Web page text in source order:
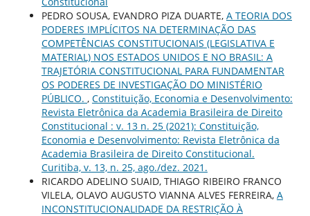
PEDRO SOUSA, EVANDRO PIZA DUARTE, A TEORIA DOS
PODERES IMPLÍCITOS NA DETERMINAÇÃO DAS
COMPETÊNCIAS CONSTITUCIONAIS (LEGISLATIVA E
MATERIAL) NOS ESTADOS UNIDOS E NO BRASIL: A
TRAJETÓRIA CONSTITUCIONAL PARA FUNDAMENTAR
OS PODERES DE INVESTIGAÇÃO DO MINISTÉRIO
PÚBLICO. , Constituição, Economia e Desenvolvimento:
Revista Eletrônica da Academia Brasileira de Direito
Constitucional : v. 13 n. 25 (2021): Constituição,
Economia e Desenvolvimento: Revista Eletrônica da
Academia Brasileira de Direito Constitucional.
Curitiba, v. 13, n. 25, ago./dez. 2021.
RICARDO ADELINO SUAID, THIAGO RIBEIRO FRANCO
VILELA, OLAVO AUGUSTO VIANNA ALVES FERREIRA, A
INCONSTITUCIONALIDADE DA RESTRIÇÃO À